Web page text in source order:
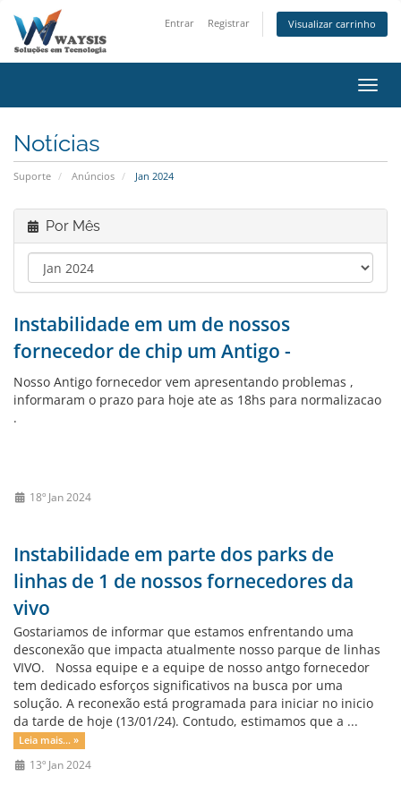
Entrar Registrar Visualizar carrinho
Notícias
Suporte Anúncios Jan 2024
Por Mês
Instabilidade em um de nossos
fornecedor de chip um Antigo -
Nosso Antigo fornecedor vem apresentando problemas ,
informaram o prazo para hoje ate as 18hs para normalizacao
.
18º Jan 2024
Instabilidade em parte dos parks de
linhas de 1 de nossos fornecedores da
vivo
Gostariamos de informar que estamos enfrentando uma
desconexão que impacta atualmente nosso parque de linhas
VIVO. Nossa equipe e a equipe de nosso antgo fornecedor
tem dedicado esforços significativos na busca por uma
solução. A reconexão está programada para iniciar no inicio
da tarde de hoje (13/01/24). Contudo, estimamos que a ...
Leia mais... »
13º Jan 2024